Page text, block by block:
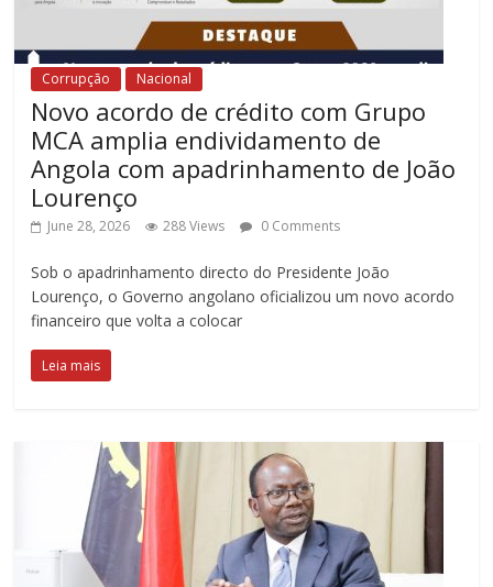
Corrupção Nacional
Novo acordo de crédito com Grupo
MCA amplia endividamento de
Angola com apadrinhamento de João
Lourenço
June 28, 2026 288 Views 0 Comments
Sob o apadrinhamento directo do Presidente João
Lourenço, o Governo angolano oficializou um novo acordo
financeiro que volta a colocar
Leia mais